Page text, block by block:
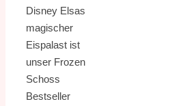
Disney Elsas
magischer
Eispalast ist
unser Frozen
Schoss
Bestseller